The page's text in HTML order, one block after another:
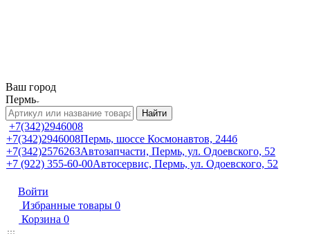
Ваш город
Пермь
Найти
+7(342)2946008
+7(342)2946008Пермь, шоссе Космонавтов, 244б
+7(342)2576263Автозапчасти, Пермь, ул. Одоевского, 52
+7 (922) 355-60-00Автосервис, Пермь, ул. Одоевского, 52
Войти
Избранные товары 0
Корзина 0